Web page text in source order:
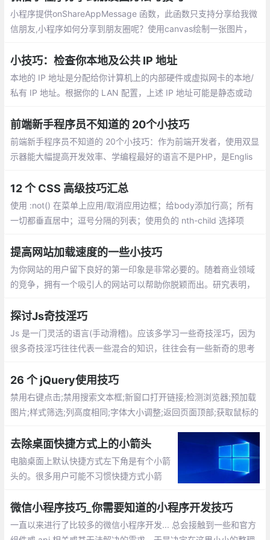
小程序提供onShareAppMessage 函数，此函数只支持分享给我微
信朋友,小程序如何分享到朋友圈呢？使用canvas绘制一张图片，
小技巧：检查你本地及公共 IP 地址
本地的 IP 地址是分配给你计算机上的内部硬件或虚拟网卡的本地/
私有 IP 地址。根据你的 LAN 配置，上述 IP 地址可能是静态或动
的公共/外部 IP 地址。
前端新手程序员不知道的 20个小技巧
前端新手程序员不知道的 20个小技巧：作为前端开发者，使用双显
示器能大幅提高开发效率、学编程最好的语言不是PHP，是Englis
gle一下、把觉得不靠谱的需求放到最后做，很可能到时候需求就变
了...
12 个 CSS 高级技巧汇总
使用 :not() 在菜单上应用/取消应用边框；给body添加行高；所有
一切都垂直居中；逗号分隔的列表；使用负的 nth-child 选择项
ght；继承 box-sizing
提高网站加载速度的一些小技巧
为你网站的用户留下良好的第一印象是非常必要的。随着商业领域
的竞争，拥有一个吸引人的网站可以帮助你脱颖而出。研究表明，
探讨Js奇技淫巧
Js 是一门灵活的语言(手动滑稽)。应该多学习一些奇技淫巧，因为
很多奇技淫巧往往代表一些混合的知识，往往会有一些新奇的思考
26 个 jQuery使用技巧
禁用右键点击;禁用搜索文本框;新窗口打开链接;检测浏览器;预加载
图片;样式筛选;列高度相同;字体大小调整;返回页面顶部;获取鼠标的
去除桌面快捷方式上的小箭头
电脑桌面上默认快捷方式左下角是有个小箭
头的。很多用户可能不习惯快捷方式小箭
档的名称自己顺便命名即可），然后把下面
的这些英文全部复制到TXT文档内保存。把
TXT文档的扩展名改成 .bat
微信小程序技巧_你需要知道的小程序开发技巧
一直以来进行了比较多的微信小程序开发... 总会接触到一些和官方